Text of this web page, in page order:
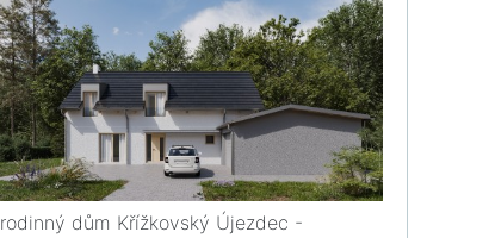
rodinný dům Křížkovský Újezdec -